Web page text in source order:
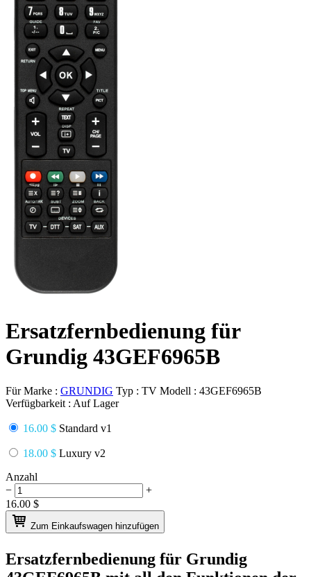
Ersatzfernbedienung für
Grundig 43GEF6965B
Für Marke : GRUNDIG Typ : TV Modell : 43GEF6965B
Verfügbarkeit : Auf Lager
16.00 $ Standard v1
18.00 $ Luxury v2
Anzahl
−
+
16.00 $
Zum Einkaufswagen hinzufügen
Ersatzfernbedienung für Grundig